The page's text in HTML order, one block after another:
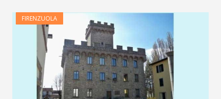
FIRENZUOLA